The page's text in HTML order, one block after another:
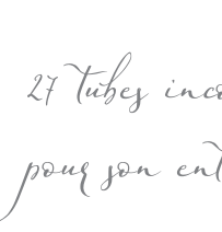
27 tubes
pour son